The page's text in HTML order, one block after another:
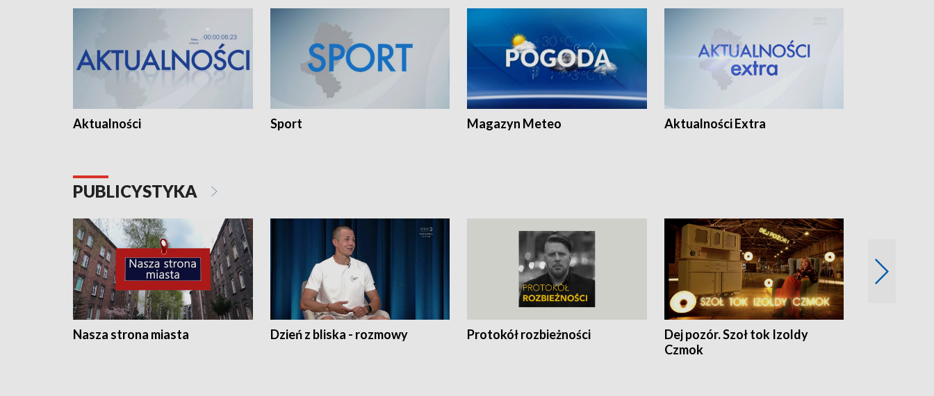
Aktualności Sport Magazyn Meteo Aktualności Extra
PUBLICYSTYKA
Nasza strona miasta Dzień z bliska - rozmowy Protokół rozbieżności
Dej pozór. Szoł tok Izoldy
Czmok